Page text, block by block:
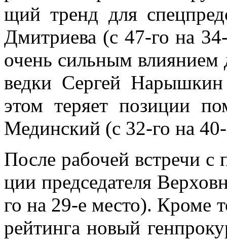
щий тренд для
Дмит­ри­е­ва (с 47-го на
очень силь­ным
вед­ки Сер­гей
этом те­ря­ет по­зи­ции
Медин­ский (с 32-го на
По­сле ра­бо­чей встре­чи
ции пред­се­да­те­ля
го на 29-е ме­сто). Кро­ме
рей­тин­га но­вый